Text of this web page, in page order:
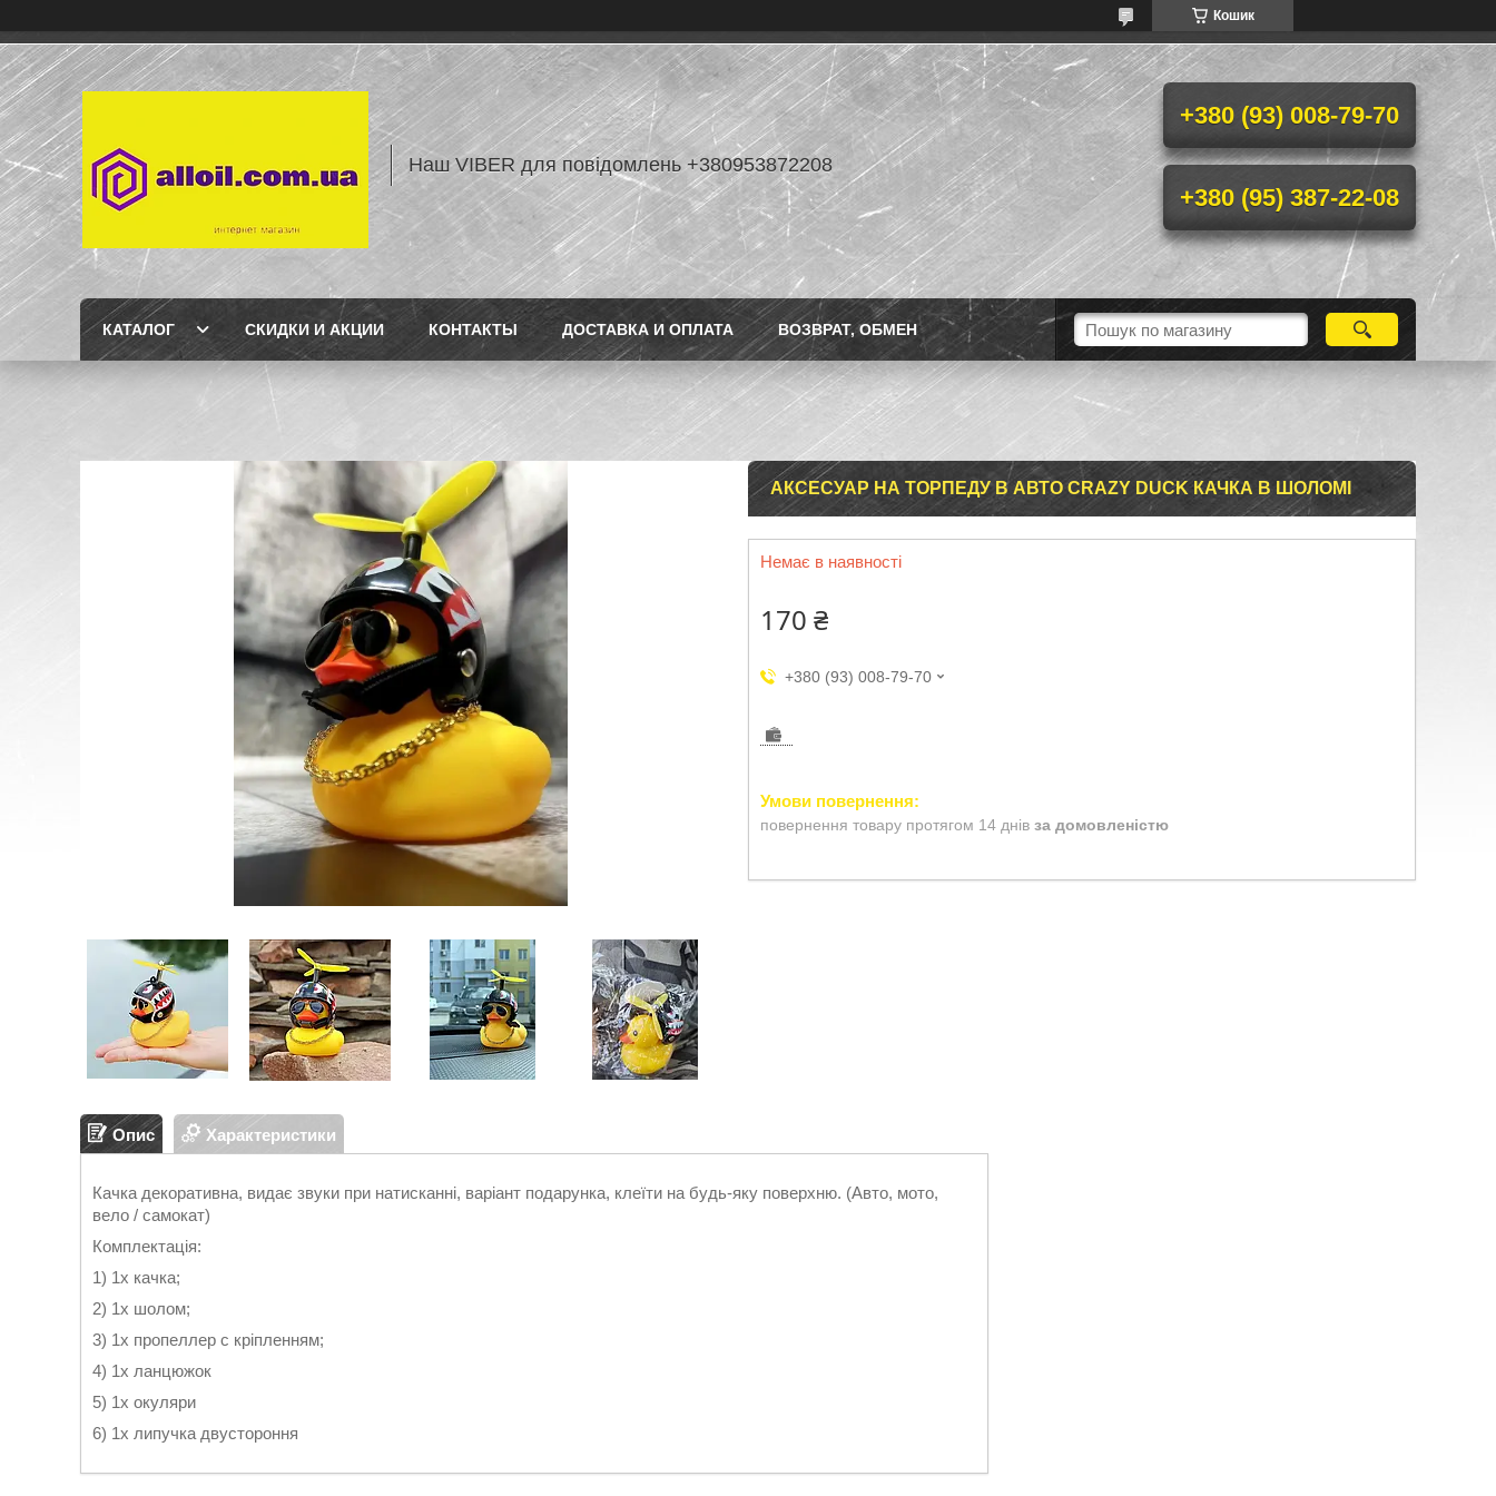
Кошик
Наш VIBER для повідомлень +380953872208
+380 (93) 008-79-70
+380 (95) 387-22-08
КАТАЛОГ СКИДКИ И АКЦИИ КОНТАКТЫ ДОСТАВКА И ОПЛАТА ВОЗВРАТ, ОБМЕН
АКСЕСУАР НА ТОРПЕДУ В АВТО CRAZY DUCK КАЧКА В ШОЛОМІ
Немає в наявності
170 ₴
+380 (93) 008-79-70
повернення товару протягом 14 днів за домовленістю
Опис Характеристики
Качка декоративна, видає звуки при натисканні, варіант подарунка, клеїти на будь-яку поверхню. (Авто, мото,
вело / самокат)
Комплектація:
1) 1х качка;
2) 1х шолом;
3) 1х пропеллер с кріпленням;
4) 1х ланцюжок
5) 1х окуляри
6) 1х липучка двустороння